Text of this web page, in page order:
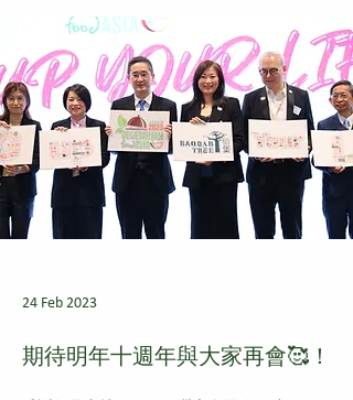
24 Feb 2023
期待明年十週年與大家再會🥰！